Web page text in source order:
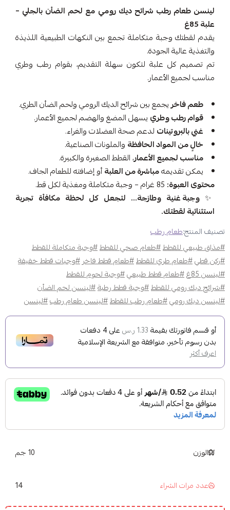
لينسن طعام رطب شرائح ديك رومي مع لحم الضأن بالجلي –
علبة 85غ
يقدم لقطتك وجبة متكاملة تجمع بين النكهات الطبيعية اللذيذة
والتغذية عالية الجودة.
تم تصميم كل علبة لتكون سهلة التقديم، بقوام رطب وطري
مناسب لجميع الأعمار.
طعم فاخريجمع بين شرائح الديك الرومي ولحم الضأن الطري.
قوام رطب وطري يسهل المضغ والهضم لجميع الأعمار.
غني بالبروتينات لدعم صحة العضلات والفراء.
خالٍ من المواد الحافظة والملونات الصناعية.
مناسب لجميع الأعمار، القطط الصغيرة والكبيرة.
يمكن تقديمهمباشرة من العلبةأو إضافته للطعام الجاف.
محتوى العبوة:
✨وجبة غنية وطازجة… لتجعل كل لحظة مكافأة تجربة
استثنائية لقطتك.
تصنيف المنتج:طعام رطب
#مذاق طبيعي للقطط#طعام صحي للقطط#وجبة متكاملة للقطط
#ركن قطي#طعام طري للقطط#طعام قطط فاخر#وجبات قطط خفيفة
#لينسن 85غ
#طعام قطط طبيعي#وجبة لحوم للقطط
#شرائح ديك رومي للقطط#وجبة قطط رطبة#لينسن لحم الضأن
#لينسن ديك رومي#طعام رطب للقطط#لينسن طعام رطب#لينسن
أو قسم فاتورتك بقيمة 1.33 ر.س على4 دفعات
بدون رسوم تأخير، متوافقة مع الشريعة الإسلامية
اعرف أكثر
الوزن 10 جم
عدد مرات الشراء 14